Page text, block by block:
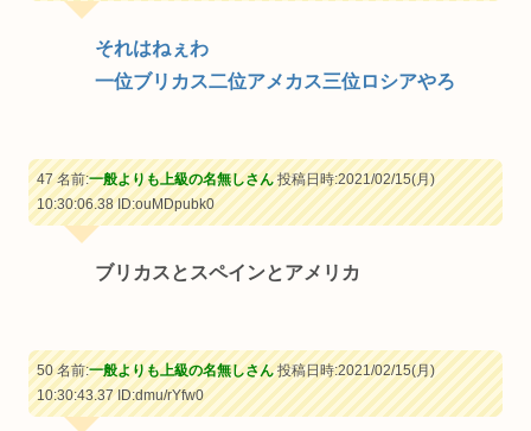
それはねぇわ
一位ブリカス二位アメカス三位ロシアやろ
47 名前:一般よりも上級の名無しさん投稿日時:2021/02/15(月)
10:30:06.38ID:ouMDpubk0
ブリカスとスペインとアメリカ
50 名前:一般よりも上級の名無しさん投稿日時:2021/02/15(月)
10:30:43.37ID:dmu/rYfw0